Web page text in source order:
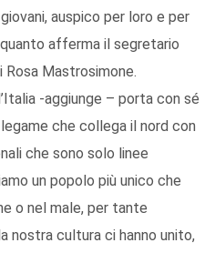
auspico per loro e per
afferma il segretario
Mastrosimone.
-aggiunge – porta con sé
che collega il nord con
che sono solo linee
un popolo più unico che
o nel male, per tante
nostra cultura ci hanno unito,